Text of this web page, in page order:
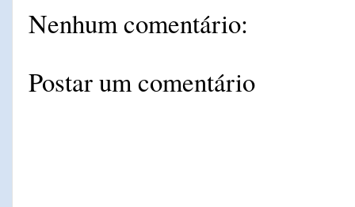
Nenhum comentário:
Postar um comentário